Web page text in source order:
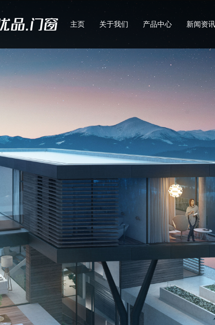
主页 关于我们 产品中心 新闻资讯